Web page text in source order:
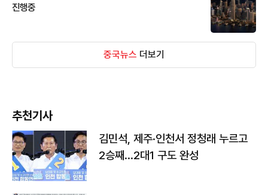
진행중
중국뉴스 더보기
추천기사
김민석, 제주·인천서 정청래 누르고
2승째…2대1 구도 완성